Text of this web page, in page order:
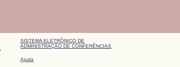
SISTEMA ELETRÔNICO DE
ADMINISTRAÇÃO DE CONFERÊNCIAS
Ajuda